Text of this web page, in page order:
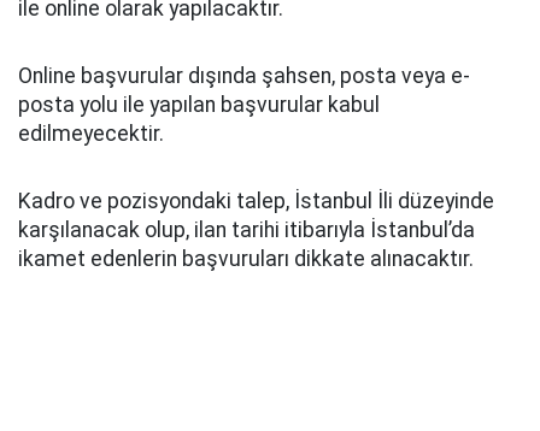
ile online olarak yapılacaktır.
Online başvurular dışında şahsen, posta veya e-
posta yolu ile yapılan başvurular kabul
edilmeyecektir.
Kadro ve pozisyondaki talep, İstanbul İli düzeyinde
karşılanacak olup, ilan tarihi itibarıyla İstanbul’da
ikamet edenlerin başvuruları dikkate alınacaktır.